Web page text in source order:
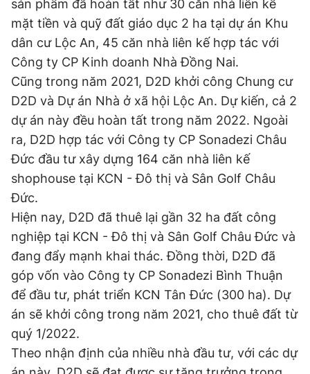
sản phẩm đã hoàn tất như 30 căn nhà liên kế
mặt tiền và quỹ đất giáo dục 2 ha tại dự án Khu
dân cư Lộc An, 45 căn nhà liên kế hợp tác với
Công ty CP Kinh doanh Nhà Đồng Nai.
Cũng trong năm 2021, D2D khởi công Chung cư
D2D và Dự án Nhà ở xã hội Lộc An. Dự kiến, cả 2
dự án này đều hoàn tất trong năm 2022. Ngoài
ra, D2D hợp tác với Công ty CP Sonadezi Châu
Đức đầu tư xây dựng 164 căn nhà liên kế
shophouse tại KCN - Đô thị và Sân Golf Châu
Đức.
Hiện nay, D2D đã thuê lại gần 32 ha đất công
nghiệp tại KCN - Đô thị và Sân Golf Châu Đức và
đang đẩy mạnh khai thác. Đồng thời, D2D đã
góp vốn vào Công ty CP Sonadezi Bình Thuận
để đầu tư, phát triển KCN Tân Đức (300 ha). Dự
án sẽ khởi công trong năm 2021, cho thuê đất từ
quý 1/2022.
Theo nhận định của nhiều nhà đầu tư, với các dự